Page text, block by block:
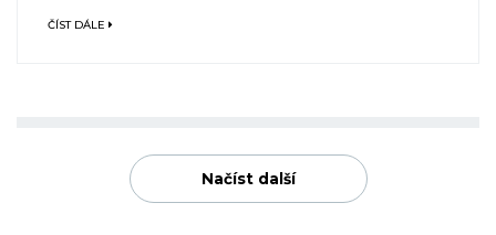
ČÍST DÁLE
Načíst další